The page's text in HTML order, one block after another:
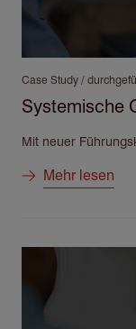
Case Study /
Systemische
Mit neuer
Mehr lesen